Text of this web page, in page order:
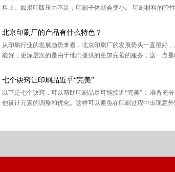
料上。如果印版压力不足，印刷子体就会变小。 印刷材料的弹
北京印刷厂的产品有什么特色？
从印刷行业的发展趋势来看，北京印刷厂的发展势头一直很好
能好，更深层次的是由于他们提供的更加完善的服务，这一点
七个诀窍让印刷品近乎“完美”
以下是七个诀窍，可以帮助印刷品尽可能接近“完美”： 准备
他设计元素的调整和优化。这样可以避免在印刷过程中出现意